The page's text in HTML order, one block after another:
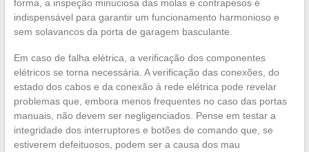
forma, a inspeção minuciosa das molas e contrapesos é
indispensável para garantir um funcionamento harmonioso e
sem solavancos da porta de garagem basculante.
Em caso de falha elétrica, a verificação dos componentes
elétricos se torna necessária. A verificação das conexões, do
estado dos cabos e da conexão à rede elétrica pode revelar
problemas que, embora menos frequentes no caso das portas
manuais, não devem ser negligenciados. Pense em testar a
integridade dos interruptores e botões de comando que, se
estiverem defeituosos, podem ser a causa dos mau